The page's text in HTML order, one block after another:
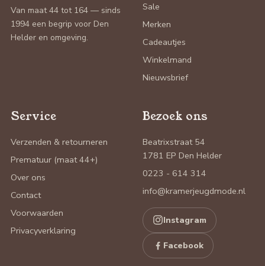
Van maat 44 tot 164 — sinds
1994 een begrip voor Den
Helder en omgeving.
Sale
Merken
Cadeautjes
Winkelmand
Nieuwsbrief
Service
Verzenden & retourneren
Prematuur (maat 44+)
Over ons
Contact
Voorwaarden
Privacyverklaring
Bezoek ons
Beatrixstraat 54
1781 EP Den Helder
0223 - 614 314
info@kramerjeugdmode.nl
Instagram
Facebook